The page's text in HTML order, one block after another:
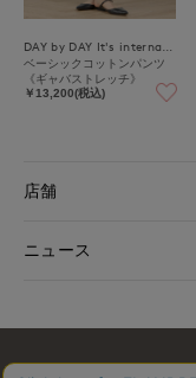
ベーシックコットンパンツ
《ギャバストレッチ》
￥13,200(税込)
店舗
ニュース